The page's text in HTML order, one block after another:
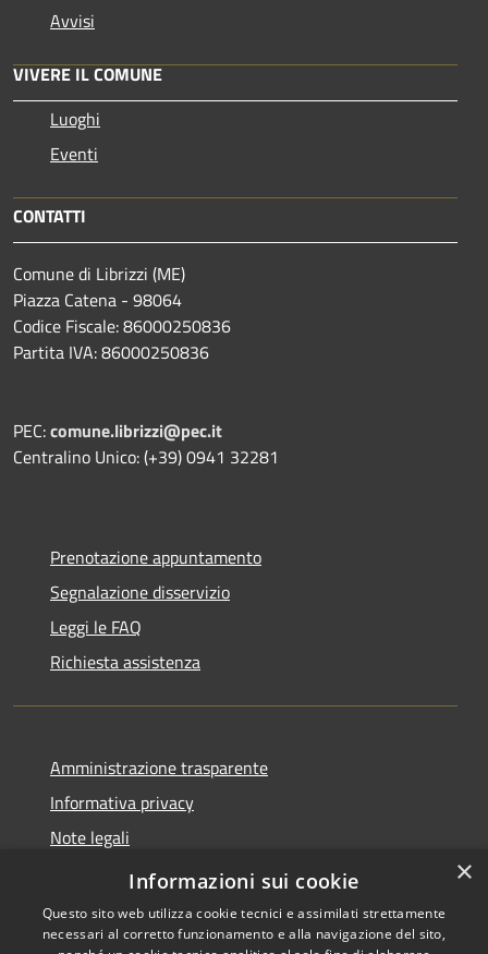
Avvisi
VIVERE IL COMUNE
Luoghi
Eventi
CONTATTI
Comune di Librizzi (ME)
Piazza Catena - 98064
Codice Fiscale: 86000250836
Partita IVA: 86000250836
PEC:comune.librizzi@pec.it
Centralino Unico: (+39) 0941 32281
Prenotazione appuntamento
Segnalazione disservizio
Leggi le FAQ
Richiesta assistenza
Amministrazione trasparente
Informativa privacy
Note legali
Dichiarazione di accessibilità
×
Informazioni sui cookie
Questo sito web utilizza cookie tecnici e assimilati strettamente
necessari al corretto funzionamento e alla navigazione del sito,